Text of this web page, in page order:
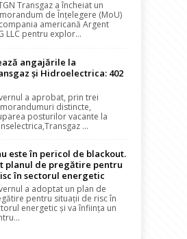
Transgaz a încheiat un
de Înțelegere (MoU)
americană Argent
LLC pentru explor...
angajările la
și Hidroelectrica: 402
a aprobat, prin trei
distincte,
posturilor vacante la
...
este în pericol de blackout.
planul de pregătire pentru
în sectorul energetic
a adoptat un plan de
pentru situații de risc în
energetic și va înființa un